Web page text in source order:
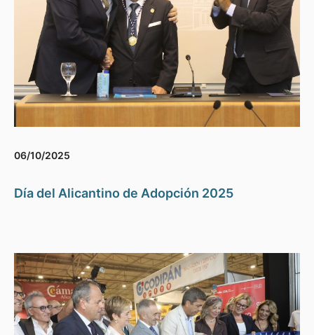
06/10/2025
Día del Alicantino de Adopción 2025